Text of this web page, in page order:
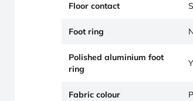
Floor contact
Foot ring
Polished aluminium foot
ring
Fabric colour